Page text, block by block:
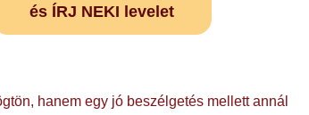
és ÍRJ NEKI levelet
hanem egy jó beszélgetés mellett annál